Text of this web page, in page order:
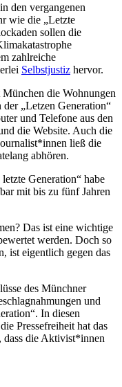
den vergangenen
wie die „Letzte
sollen die
zahlreiche
Selbstjustiz hervor.
die Wohnungen
„Letzen Generation“
und Telefone aus den
die Website. Auch die
ließ die
abhören.
Generation“ habe
mit bis zu fünf Jahren
Das ist eine wichtige
werden. Doch so
ist eigentlich gegen das
des Münchner
und
In diesen
Pressefreiheit hat das
dass die Aktivist*innen